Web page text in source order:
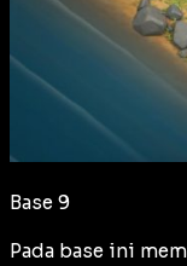
Base 9
Pada base ini